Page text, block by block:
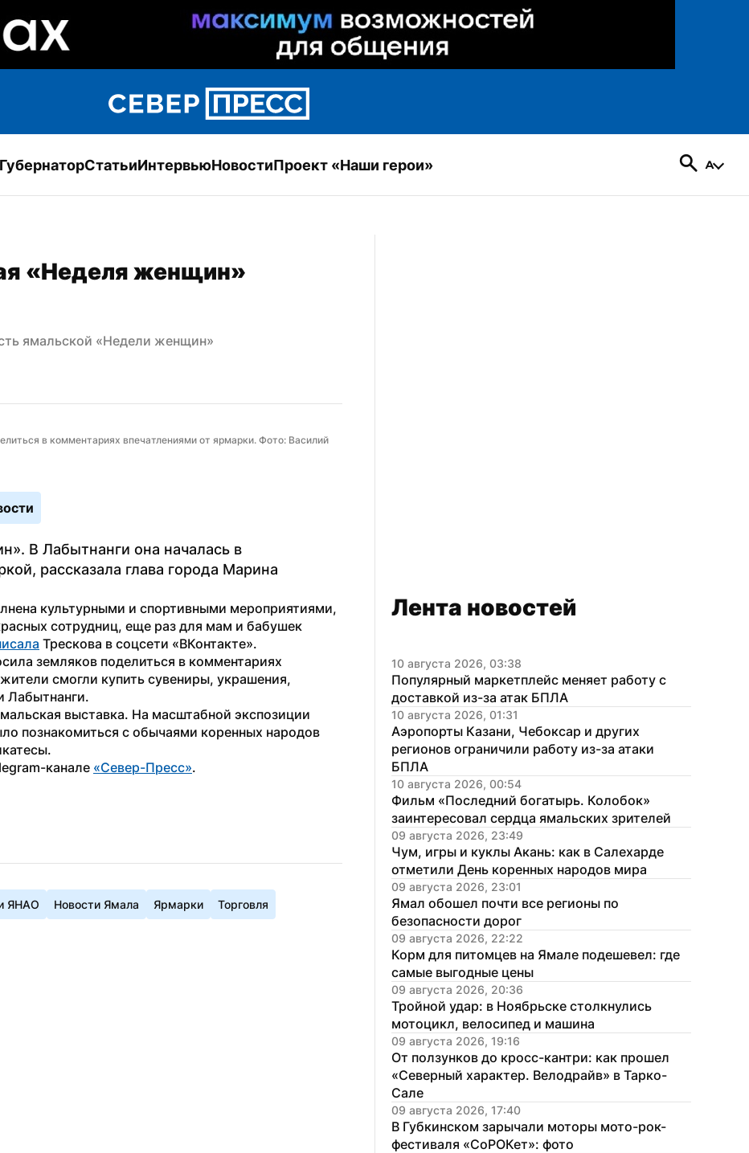
СтатьиИнтервьюНовостиПроект «Наши герои»
«Неделя женщин»
ямальской «Недели женщин»
в комментариях впечатлениями от ярмарки. Фото: Василий
В Лабытнанги она началась в
рассказала глава города Марина
культурными и спортивными мероприятиями,
сотрудниц, еще раз для мам и бабушек
Трескова в соцсети «ВКонтакте».
земляков поделиться в комментариях
смогли купить сувениры, украшения,
Лабытнанги.
выставка. На масштабной экспозиции
познакомиться с обычаями коренных народов
канале «Север-Пресс».
ЯНАО Новости Ямала Ярмарки Торговля
Лента новостей
10 августа 2026, 03:38
Популярный маркетплейс меняет работу с
доставкой из-за атак БПЛА
10 августа 2026, 01:31
Аэропорты Казани, Чебоксар и других
регионов ограничили работу из-за атаки
БПЛА
10 августа 2026, 00:54
Фильм «Последний богатырь. Колобок»
заинтересовал сердца ямальских зрителей
09 августа 2026, 23:49
Чум, игры и куклы Акань: как в Салехарде
отметили День коренных народов мира
09 августа 2026, 23:01
Ямал обошел почти все регионы по
безопасности дорог
09 августа 2026, 22:22
Корм для питомцев на Ямале подешевел: где
самые выгодные цены
09 августа 2026, 20:36
Тройной удар: в Ноябрьске столкнулись
мотоцикл, велосипед и машина
09 августа 2026, 19:16
От ползунков до кросс-кантри: как прошел
«Северный характер. Велодрайв» в Тарко-
Сале
09 августа 2026, 17:40
В Губкинском зарычали моторы мото-рок-
фестиваля «СоРОКет»: фото